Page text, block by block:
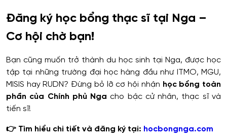
Đăng ký học bổng thạc sĩ tại Nga –
Cơ hội chờ bạn!
Bạn cũng muốn trở thành du học sinh tại Nga, được học
tập tại những trường đại học hàng đầu như ITMO, MGU,
MISIS hay RUDN? Đừng bỏ lỡ cơ hội nhận học bổng toàn
phần của Chính phủ Nga cho bậc cử nhân, thạc sĩ và
tiến sĩ!
👉 Tìm hiểu chi tiết và đăng ký tại: hocbongnga.com